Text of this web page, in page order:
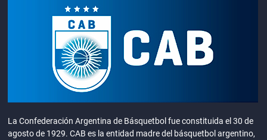
La Confederación Argentina de Básquetbol fue constituida el 30 de
agosto de 1929. CAB es la entidad madre del básquetbol argentino,